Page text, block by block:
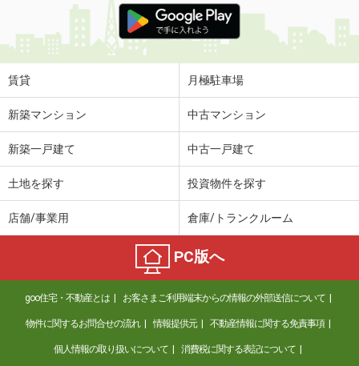
賃貸 月極駐車場
新築マンション 中古マンション
新築一戸建て 中古一戸建て
土地を探す 投資物件を探す
店舗/事業用 倉庫/トランクルーム
PC版へ
goo住宅・不動産とは お客さまご利用端末からの情報の外部送信について
物件に関するお問合せの流れ 情報提供元 不動産情報に関する免責事項
個人情報の取り扱いについて 消費税に関する表記について